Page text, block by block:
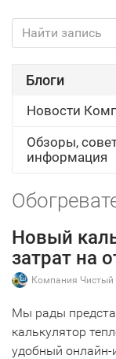
Блоги
Новости
Обзоры,
информация
Новый
затрат на
Компания Чистый
Мы рады
калькулятор
удобный